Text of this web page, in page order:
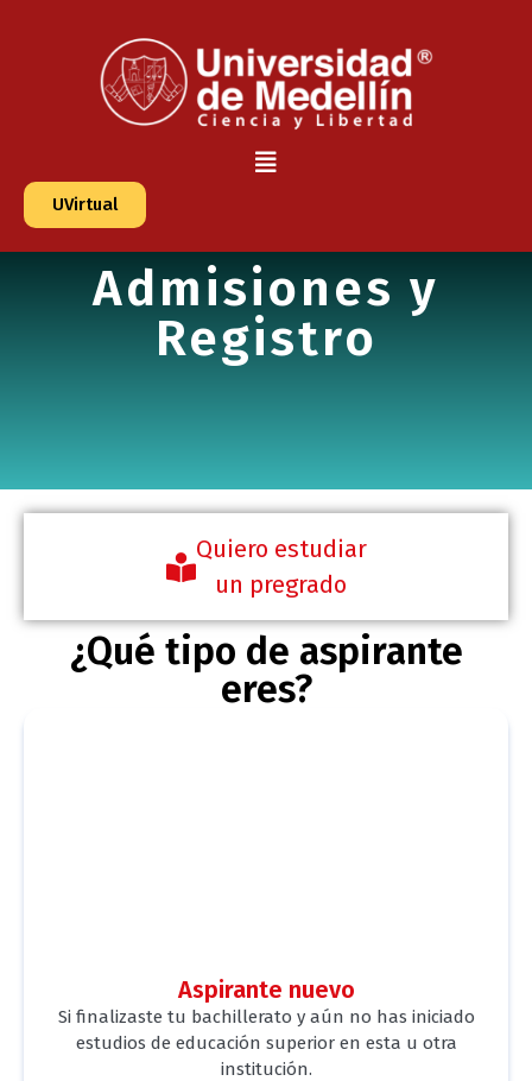
UVirtual
Admisiones y
Registro
Quiero estudiar
un pregrado
¿Qué tipo de aspirante
eres?
Aspirante nuevo
Si finalizaste tu bachillerato y aún no has iniciado
estudios de educación superior en esta u otra
institución.